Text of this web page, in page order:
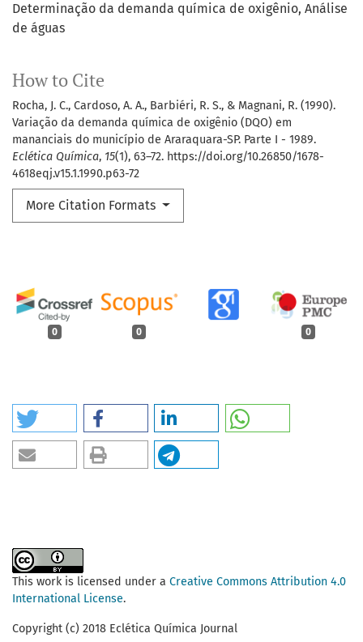
Determinação da demanda química de oxigênio Análise
de águas
How to Cite
Rocha, J. C., Cardoso, A. A., Barbiéri, R. S., & Magnani, R. (1990).
Variação da demanda química de oxigênio (DQO) em
mananciais do município de Araraquara-SP. Parte I - 1989.
Eclética Química, 15(1), 63–72. https://doi.org/10.26850/1678-
4618eqj.v15.1.1990.p63-72
More Citation Formats
0 0 0
This work is licensed under a Creative Commons Attribution 4.0
International License.
Copyright (c) 2018 Eclética Química Journal